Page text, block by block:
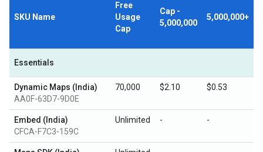
SKU Name
Free
Usage
Cap
Cap -
5,000,000
5,000,000+
Essentials
Dynamic Maps (India)
AA0F-63D7-9D0E
70,000 $2.10 $0.53
Embed (India)
CFCA-F7C3-159C
Unlimited - -